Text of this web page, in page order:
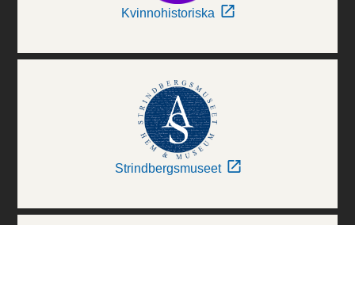
Kvinnohistoriska
Strindbergsmuseet